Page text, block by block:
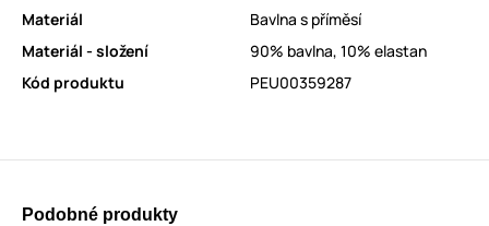
Materiál
Bavlna s příměsí
Materiál - složení
90% bavlna, 10% elastan
Kód produktu
PEU00359287
Podobné produkty